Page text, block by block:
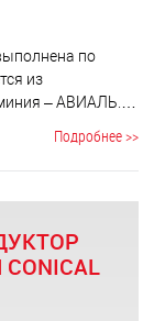
по
из
– АВИАЛЬ.
вы во время
Подробнее >>
CONICAL